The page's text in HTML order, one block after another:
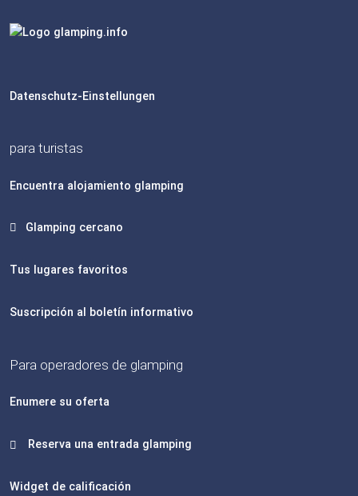
Datenschutz-Einstellungen
para turistas
Encuentra alojamiento glamping
Glamping cercano
Tus lugares favoritos
Suscripción al boletín informativo
Para operadores de glamping
Enumere su oferta
Reserva una entrada glamping
Widget de calificación